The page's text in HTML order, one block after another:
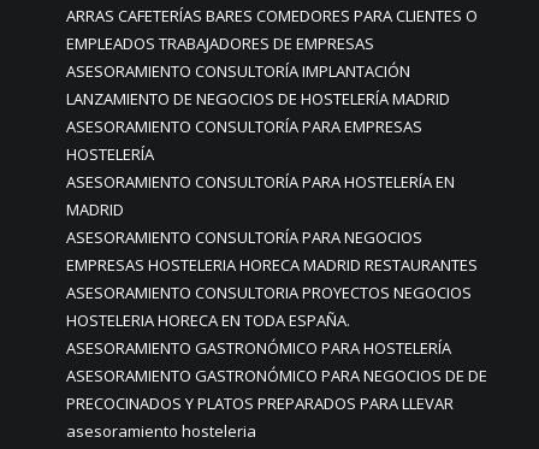
ARRAS CAFETERÍAS BARES COMEDORES PARA CLIENTES O
EMPLEADOS TRABAJADORES DE EMPRESAS
ASESORAMIENTO CONSULTORÍA IMPLANTACIÓN
LANZAMIENTO DE NEGOCIOS DE HOSTELERÍA MADRID
ASESORAMIENTO CONSULTORÍA PARA EMPRESAS
HOSTELERÍA
ASESORAMIENTO CONSULTORÍA PARA HOSTELERÍA EN
MADRID
ASESORAMIENTO CONSULTORÍA PARA NEGOCIOS
EMPRESAS HOSTELERIA HORECA MADRID RESTAURANTES
ASESORAMIENTO CONSULTORIA PROYECTOS NEGOCIOS
HOSTELERIA HORECA EN TODA ESPAÑA.
ASESORAMIENTO GASTRONÓMICO PARA HOSTELERÍA
ASESORAMIENTO GASTRONÓMICO PARA NEGOCIOS DE DE
PRECOCINADOS Y PLATOS PREPARADOS PARA LLEVAR
asesoramiento hosteleria